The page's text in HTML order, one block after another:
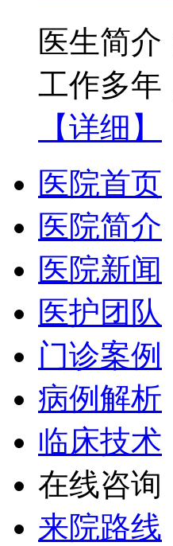
医生简
工作多年
【详细】
医院首页
医院简介
医院新闻
医护团队
门诊案例
病例解析
临床技术
在线咨询
来院路线